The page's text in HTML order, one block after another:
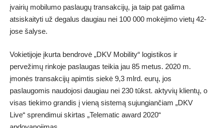
įvairių mobilumo paslaugų transakcijų, ja taip pat galima
atsiskaityti už degalus daugiau nei 100 000 mokėjimo vietų 42-
jose šalyse.
Vokietijoje įkurta bendrovė „DKV Mobility“ logistikos ir
pervežimų rinkoje paslaugas teikia jau 85 metus. 2020 m.
įmonės transakcijų apimtis siekė 9,3 mlrd. eurų, jos
paslaugomis naudojosi daugiau nei 230 tūkst. aktyvių klientų, o
visas tiekimo grandis į vieną sistemą sujungiančiam „DKV
Live“ sprendimui skirtas „Telematic award 2020“